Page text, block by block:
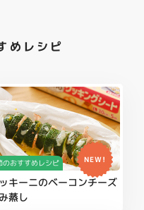
めレシピ
のおすすめレシピ NEW!
キーニのベーコンチーズ
蒸し